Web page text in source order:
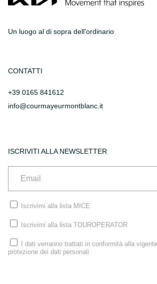
Un luogo al di sopra dell'ordinario
CONTATTI
+39 0165 841612
info@courmayeurmontblanc.it
ISCRIVITI ALLA NEWSLETTER
Iscrivimi alla lista MICE
Iscrivimi alla lista TOUROPERATOR
I dati verranno trattati in conformità alla
protezione dei dati personali